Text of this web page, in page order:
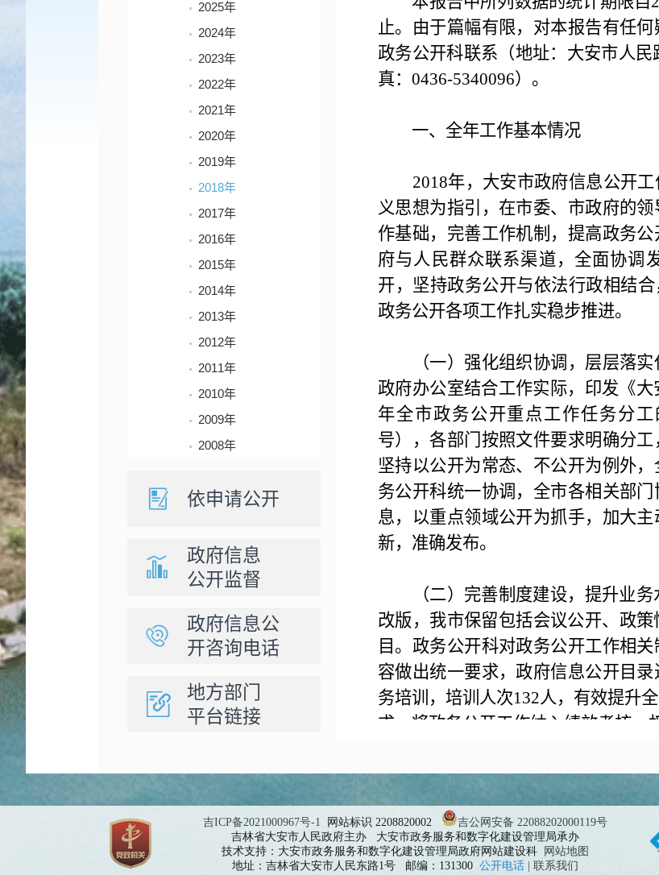
2025年
2024年
2023年
2022年
2021年
2020年
2019年
2018年
2017年
2016年
2015年
2014年
2013年
2012年
2011年
2010年
2009年
2008年
依申请公开
政府信息
公开监督
政府信息公
开咨询电话
地方部门
平台链接
止。由于篇幅有限，对本报告有任
政务公开科联系（地址：大安市人
真：0436-5340096）。
一、全年工作基本情况
2018年，大安市政府信息公开工
义思想为指引，在市委、市政府的
作基础，完善工作机制，提高政务
府与人民群众联系渠道，全面协调
开，坚持政务公开与依法行政相结
政务公开各项工作扎实稳步推进。
（一）强化组织协调，层层落实
政府办公室结合工作实际，印发《
年全市政务公开重点工作任务分
号），各部门按照文件要求明确分工
坚持以公开为常态、不公开为例外
务公开科统一协调，全市各相关部
息，以重点领域公开为抓手，加大
新，准确发布。
（二）完善制度建设，提升业务
改版，我市保留包括会议公开、政
目。政务公开科对政务公开工作相
容做出统一要求，政府信息公开目
务培训，培训人次132人，有效提升
求，将政务公开工作纳入绩效考核，